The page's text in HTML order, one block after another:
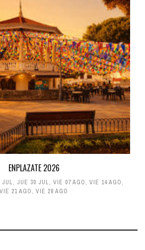
ENPLAZATE 2026
JUL, JUE 30 JUL, VIE 07 AGO, VIE 14 AGO,
VIE 21 AGO, VIE 28 AGO